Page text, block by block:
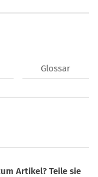
Glossar
Artikel? Teile sie